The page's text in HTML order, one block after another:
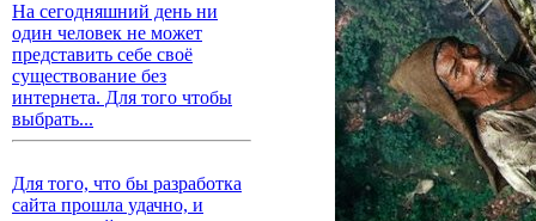
На сегодняшний день ни
один человек не может
представить себе своё
существование без
интернета. Для того чтобы
выбрать...
Для того, что бы разработка
сайта прошла удачно, и